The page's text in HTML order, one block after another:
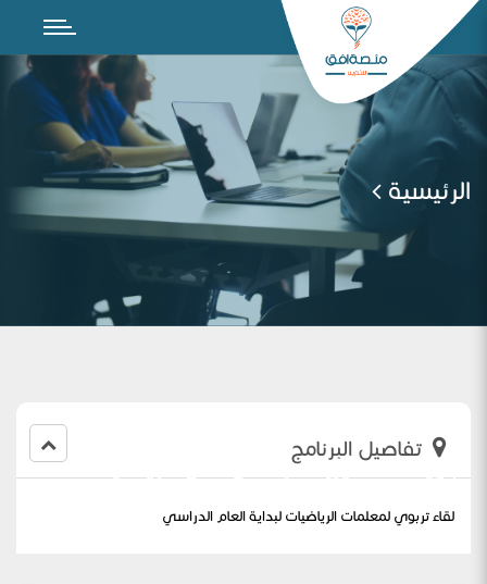
الرئيسية
تجويد النحصيل الدراسي في الرياضيات
تفاصيل البرنامج
لقاء تربوي لمعلمات الرياضيات لبداية العام الدراسي